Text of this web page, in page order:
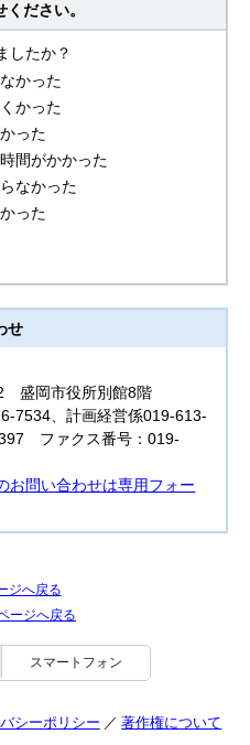
ださい。
したか？
かった
かった
った
間がかかった
なかった
った
せ
盛岡市役所別館8階
7534、計画経営係019-613-
ファクス番号：019-
問い合わせは専用フォー
ジへ戻る
ージへ戻る
スマートフォン
シーポリシー 著作権について